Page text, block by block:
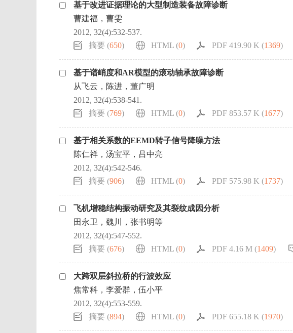
基于改进证据理论的大型制造装备故障诊断
曹建福，曹雯
2012, 32(4):532-537.
摘要 (650) HTML (0) PDF 419.90 K (1369)
基于谱峭度和AR模型的滚动轴承故障诊断
从飞云，陈进，董广明
2012, 32(4):538-541.
摘要 (769) HTML (0) PDF 853.57 K (1677)
基于相关系数的EEMD转子信号降噪方法
陈仁祥，汤宝平，吕中亮
2012, 32(4):542-546.
摘要 (906) HTML (0) PDF 575.98 K (1737)
飞机增稳结构振动研究及其裂纹成因分析
田永卫，魏川，张书明等
2012, 32(4):547-552.
摘要 (676) HTML (0) PDF 4.16 M (1409)
大跨双层斜拉桥的行波效应
焦常科，李爱群，伍小平
2012, 32(4):553-559.
摘要 (894) HTML (0) PDF 655.18 K (1970)